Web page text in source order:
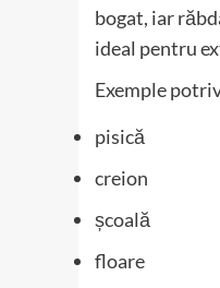
bogat, iar
ideal pentru
Exemple
pisică
creion
școală
floare